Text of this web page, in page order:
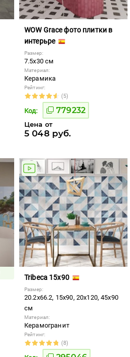
WOW Grace фото плитки в
интерьре
Размер:
7.5x30 см
Материал:
Керамика
Рейтинг:
(5)
Код: 779232
Цена от
5 048 руб.
Tribeca 15x90
Размер:
20.2x66.2, 15x90, 20x120, 45x90
см
Материал:
Керамогранит
Рейтинг:
(8)